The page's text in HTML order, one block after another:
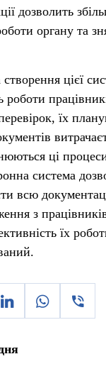
дозволить
органу та
цієї
роботи
їх
ці
система
всю
з
їх